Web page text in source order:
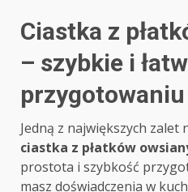
Ciastka z
– szybkie i
Jedną z największych zalet
ciastka z płatków
prostota i szybkość
masz doświadczenia w